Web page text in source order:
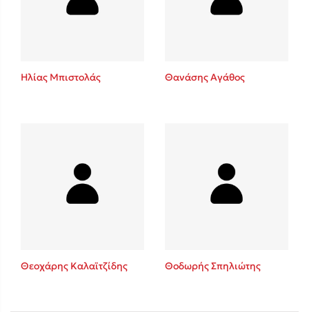
Ηλίας Μπιστολάς Θανάσης Αγάθος
Θεοχάρης Καλαϊτζίδης Θοδωρής Σπηλιώτης